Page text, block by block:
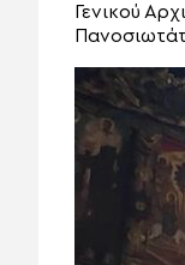
Γενικού